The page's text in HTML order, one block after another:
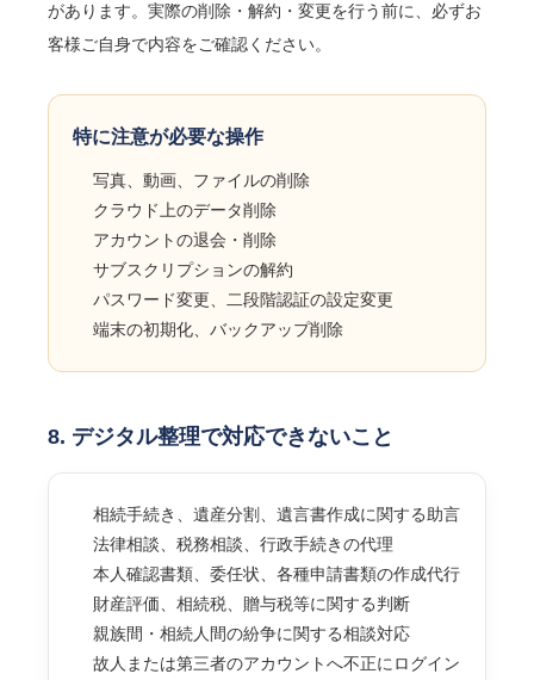
があります。実際の削除・解約・変更を行う前に、必ずお
客様ご自身で内容をご確認ください。
特に注意が必要な操作
写真、動画、ファイルの削除
クラウド上のデータ削除
アカウントの退会・削除
サブスクリプションの解約
パスワード変更、二段階認証の設定変更
端末の初期化、バックアップ削除
8. デジタル整理で対応できないこと
相続手続き、遺産分割、遺言書作成に関する助言
法律相談、税務相談、行政手続きの代理
本人確認書類、委任状、各種申請書類の作成代行
財産評価、相続税、贈与税等に関する判断
親族間・相続人間の紛争に関する相談対応
故人または第三者のアカウントへ不正にログイン